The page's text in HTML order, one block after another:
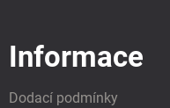
Informace
Dodací podmínky